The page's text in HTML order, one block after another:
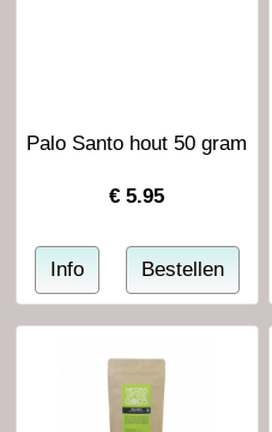
Palo Santo hout 50 gram
€5.95